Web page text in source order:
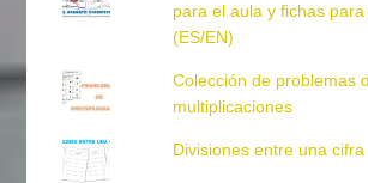
para el aula y fichas
(ES/EN)
Colección de problemas
multiplicaciones
Divisiones entre una cifra